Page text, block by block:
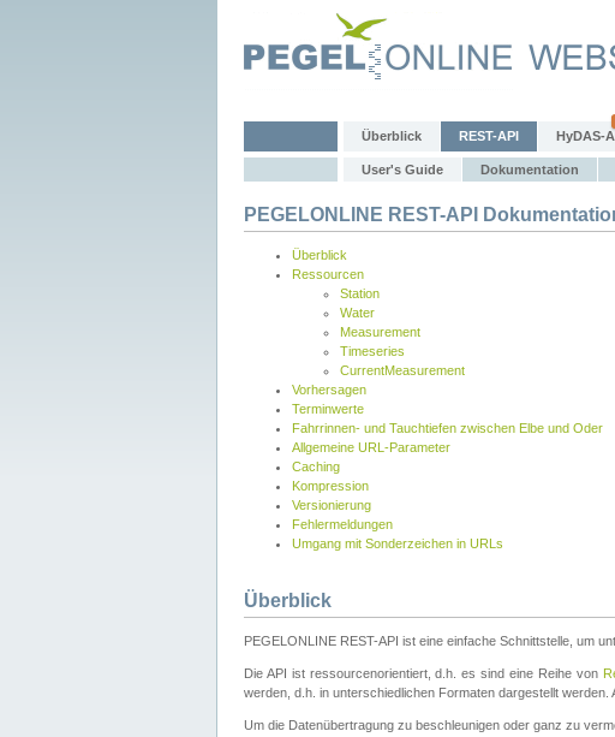
Überblick REST-API HyDAS-
User's Guide Dokumentation
PEGELONLINE REST-API
Überblick
Ressourcen
Station
Water
Measurement
Timeseries
CurrentMeasurement
Vorhersagen
Terminwerte
Fahrrinnen- und Tauchtiefen zwischen Elbe und Oder
Allgemeine URL-Parameter
Caching
Kompression
Versionierung
Fehlermeldungen
Umgang mit Sonderzeichen in URLs
Überblick
PEGELONLINE REST-API ist eine einfache Schnittstelle, um
Die API ist ressourcenorientiert, d.h. es sind eine Reihe von
werden, d.h. in unterschiedlichen Formaten dargestellt
Um die Datenübertragung zu beschleunigen oder ganz zu